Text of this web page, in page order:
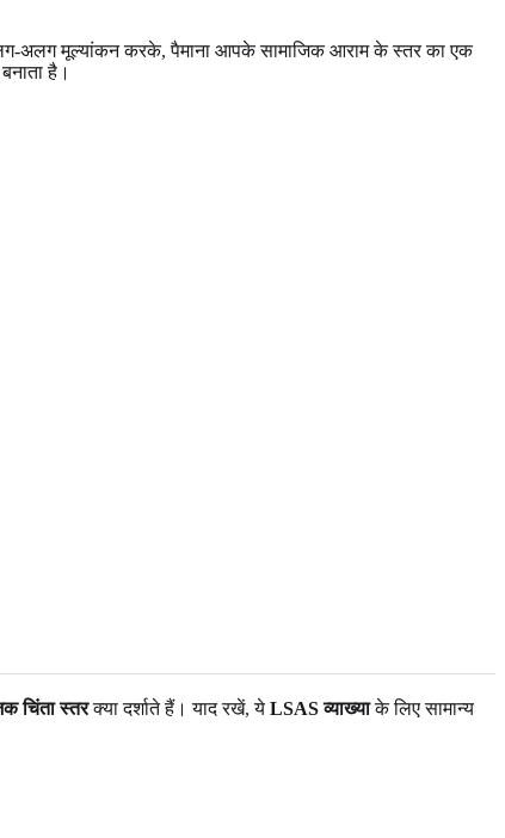
अलग मूल्यांकन करके, पैमाना आपके सामाजिक आराम के स्तर का एक
है।
चिंता स्तरक्या दर्शाते हैं। याद रखें, ये LSAS व्याख्याके लिए सामान्य